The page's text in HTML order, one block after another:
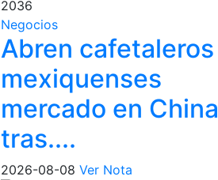
Negocios
Abren cafetaleros
mexiquenses
mercado en China
tras....
2026-08-08 Ver Nota